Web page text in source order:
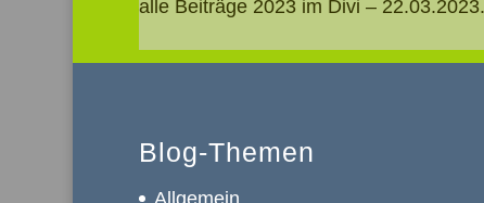
alle Beiträge 2023 im Divi –
Blog-Themen